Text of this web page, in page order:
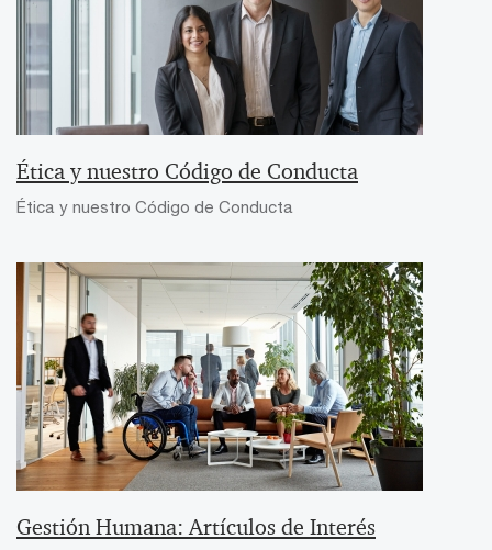
Ética y nuestro Código de Conducta
Ética y nuestro Código de Conducta
Gestión Humana: Artículos de Interés